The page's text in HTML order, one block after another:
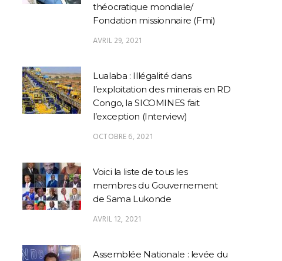
stopper toutes les
formes de corruption,
mais des obstacles
freinent encore son
action », affirme
NEPAD : un levier
stratégique pour les
développement de la
RDC
théocratique mondiale/
Fondation missionnaire (Fmi)
AVRIL 29, 2021
Lualaba : Illégalité dans
l’exploitation des minerais en RD
Congo, la SICOMINES fait
l’exception (Interview)
OCTOBRE 6, 2021
Voici la liste de tous les
membres du Gouvernement
de Sama Lukonde
AVRIL 12, 2021
Assemblée Nationale : levée du